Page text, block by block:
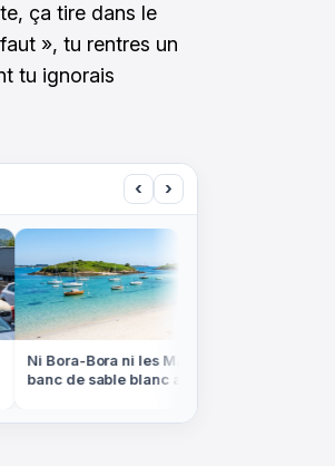
ça tire dans le
», tu rentres un
tu ignorais
‹ ›
Ni Bora-Bora ni les Maldives, ce
banc de sable blanc apparaît à